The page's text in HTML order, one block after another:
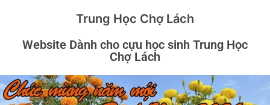
Trung Học Chợ Lách
Website Dành cho cựu học sinh Trung Học
Chợ Lách